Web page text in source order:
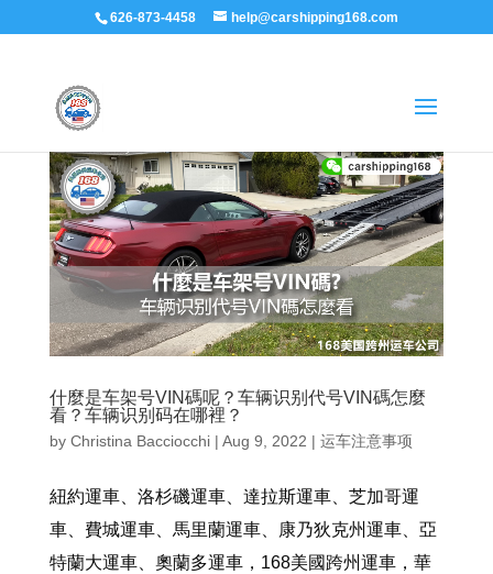
626-873-4458 help@carshipping168.com
什麼是车架号VIN碼呢？车辆识别代号VIN碼怎麼
看？车辆识别码在哪裡？
by Christina Bacciocchi| Aug 9, 2022 | 运车注意事项
紐約運車、洛杉磯運車、達拉斯運車、芝加哥運
車、費城運車、馬里蘭運車、康乃狄克州運車、亞
特蘭大運車、奧蘭多運車，168美國跨州運車，華